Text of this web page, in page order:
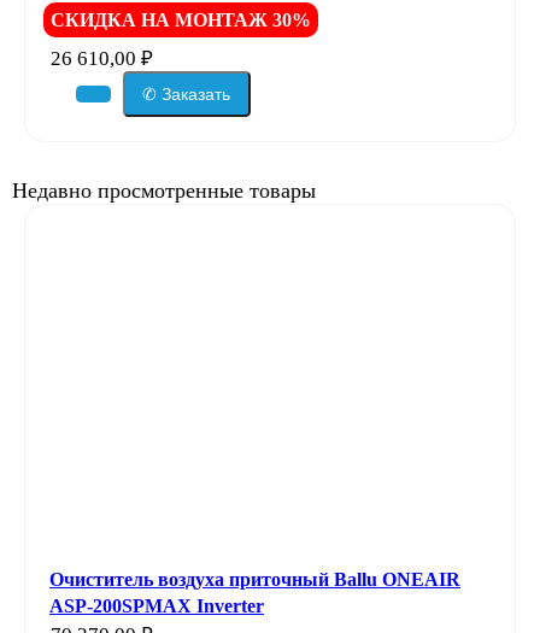
СКИДКА НА МОНТАЖ 30%
26 610,00 ₽
✆ Заказать
Недавно просмотренные товары
Очиститель воздуха приточный Ballu ONEAIR
ASP-200SPMAX Inverter